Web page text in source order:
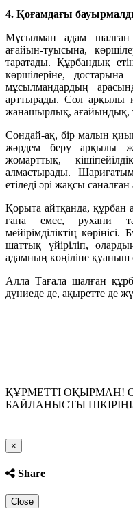
4. Қоғамдағы
Мұсылман адам шалған
ағайын-туысына,
таратады. Құрбандық
көршілеріне,
мұсылмандардың
арттырады. Сол арқылы
жанашырлық, ағайындық,
Сондай-ақ, бір малын
жәрдем беру арқылы
жомарттық,
алмастырады.
етіледі әрі жақсы
Қорыта айтқанда, құрбан
ғана емес, рухани
мейірімділіктің
шаттық үйіріліп,
адамның көңіліне қуаныш
Алла Тағала шалған
дүниеде де, ақыретте де
ҚҰРМЕТТІ ОҚЫРМАН!
БАЙЛАНЫСТЫ
×
Share
Close